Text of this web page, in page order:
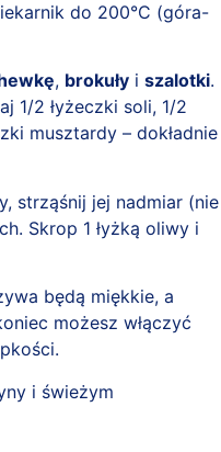
do 200°C (góra-
, brokuły i szalotki.
1/2 łyżeczki soli, 1/2
musztardy – dokładnie
strząśnij jej nadmiar (nie
Skrop 1 łyżką oliwy i
będą miękkie, a
możesz włączyć
i świeżym